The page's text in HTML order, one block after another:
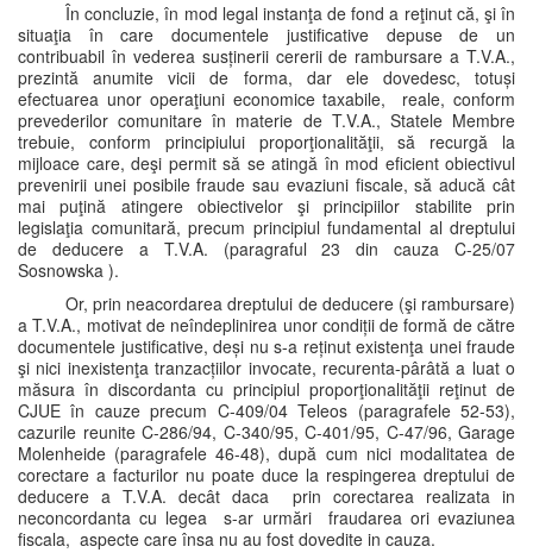
În concluzie, în mod legal instanţa de fond a reţinut că, şi în
situaţia în care documentele justificative depuse de un
contribuabil în vederea susținerii cererii de rambursare a T.V.A.,
prezintă anumite vicii de forma, dar ele dovedesc, totuși
efectuarea unor operaţiuni economice taxabile, reale, conform
prevederilor comunitare în materie de T.V.A., Statele Membre
trebuie, conform principiului proporţionalităţii, să recurgă la
mijloace care, deşi permit să se atingă în mod eficient obiectivul
prevenirii unei posibile fraude sau evaziuni fiscale, să aducă cât
mai puţină atingere obiectivelor şi principiilor stabilite prin
legislaţia comunitară, precum principiul fundamental al dreptului
de deducere a T.V.A. (paragraful 23 din cauza C-25/07
Sosnowska ).
Or, prin neacordarea dreptului de deducere (şi rambursare)
a T.V.A., motivat de neîndeplinirea unor condiții de formă de către
documentele justificative, deși nu s-a reținut existenţa unei fraude
şi nici inexistenţa tranzacțiilor invocate, recurenta-pârâtă a luat o
măsura în discordanta cu principiul proporţionalităţii reţinut de
CJUE în cauze precum C-409/04 Teleos (paragrafele 52-53),
cazurile reunite C-286/94, C-340/95, C-401/95, C-47/96, Garage
Molenheide (paragrafele 46-48), după cum nici modalitatea de
corectare a facturilor nu poate duce la respingerea dreptului de
deducere a T.V.A. decât daca prin corectarea realizata in
neconcordanta cu legea s-ar urmări fraudarea ori evaziunea
fiscala, aspecte care însa nu au fost dovedite in cauza.